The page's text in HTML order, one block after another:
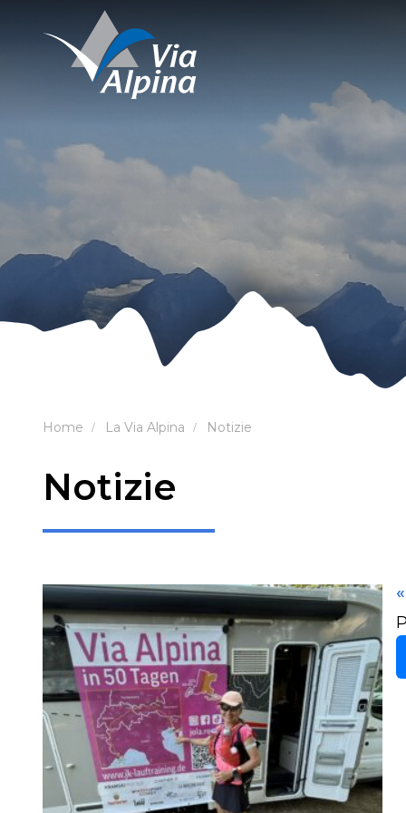
Home La Via Alpina Notizie
Notizie